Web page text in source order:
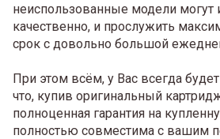
неиспользованные модели могут
качественно, и прослужить
срок с довольно большой
При этом всём, у Вас всегда
что, купив оригинальный
полноценная гарантия на
полностью совместима с вашим